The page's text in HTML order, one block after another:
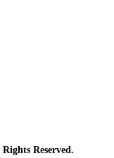
Reserved.